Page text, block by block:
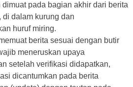
dimuat pada bagian akhir dari berita
di dalam kurung dan
huruf miring.
berita sesuai dengan butir
meneruskan upaya
setelah verifikasi didapatkan,
dicantumkan pada berita